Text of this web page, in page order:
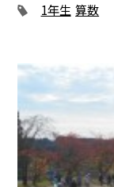
1年生 算数